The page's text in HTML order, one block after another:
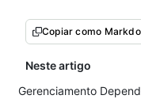
Copiar como
Neste artigo
Gerenciamento